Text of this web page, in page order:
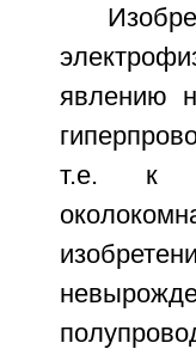
явлению
т.е. к